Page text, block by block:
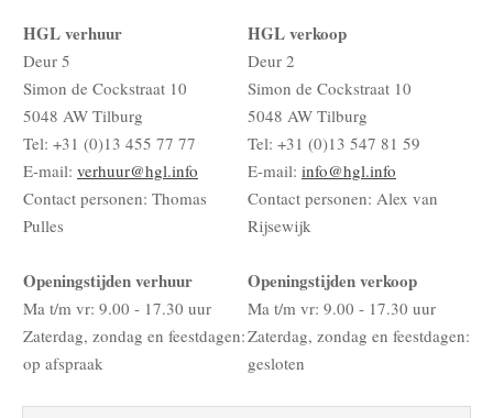
HGL verhuur
Deur 5
Simon de Cockstraat 10
5048 AW Tilburg
Tel: +31 (0)13 455 77 77
E-mail: verhuur@hgl.info
Contact personen: Thomas
Pulles
Openingstijden verhuur
Ma t/m vr: 9.00 - 17.30 uur
Zaterdag, zondag en feestdagen:
op afspraak
HGL verkoop
Deur 2
Simon de Cockstraat 10
5048 AW Tilburg
Tel: +31 (0)13 547 81 59
E-mail: info@hgl.info
Contact personen: Alex van
Rijsewijk
Openingstijden verkoop
Ma t/m vr: 9.00 - 17.30 uur
Zaterdag, zondag en feestdagen:
gesloten